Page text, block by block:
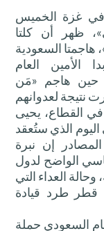
في غزة الخميس
ظهر أن كلتا
هاجمتا السعودية
الأمين العام
حين هاجم «مَن
نتيجة لعدوانهم
القطاع، يحيى
اليوم الذي ستُعقد
إن نبرة
الواضح لدول
العداء التي
قطر طرد قيادة
السعودي حملة